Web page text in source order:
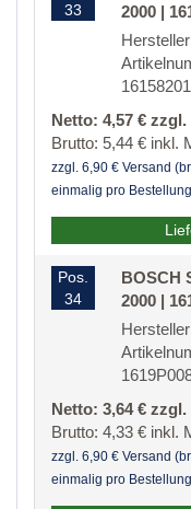
33
2000 |
Netto: 4,57 €
Brutto: 5,44 € inkl.
zzgl. 6,90 € Versand
einmalig pro Bestellung
Pos.
34
BOSCH
2000 |
Netto: 3,64 €
Brutto: 4,33 € inkl.
zzgl. 6,90 € Versand
einmalig pro Bestellung